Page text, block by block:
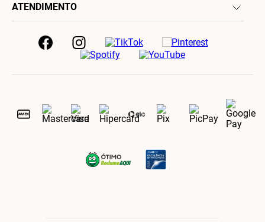
ATENDIMENTO